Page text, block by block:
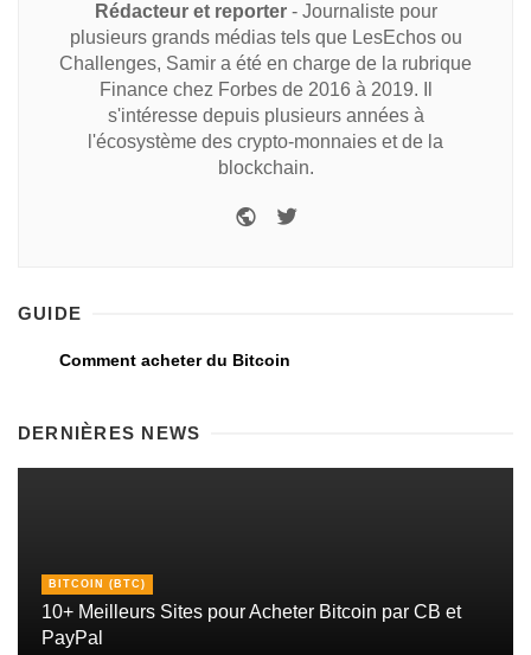
Rédacteur et reporter- Journaliste pour
plusieurs grands médias tels que LesEchos ou
Challenges, Samir a été en charge de la rubrique
Finance chez Forbes de 2016 à 2019. Il
s'intéresse depuis plusieurs années à
l'écosystème des crypto-monnaies et de la
blockchain.
GUIDE
Comment acheter du Bitcoin
DERNIÈRES NEWS
BITCOIN (BTC)
10+ Meilleurs Sites pour Acheter Bitcoin par CB et
PayPal